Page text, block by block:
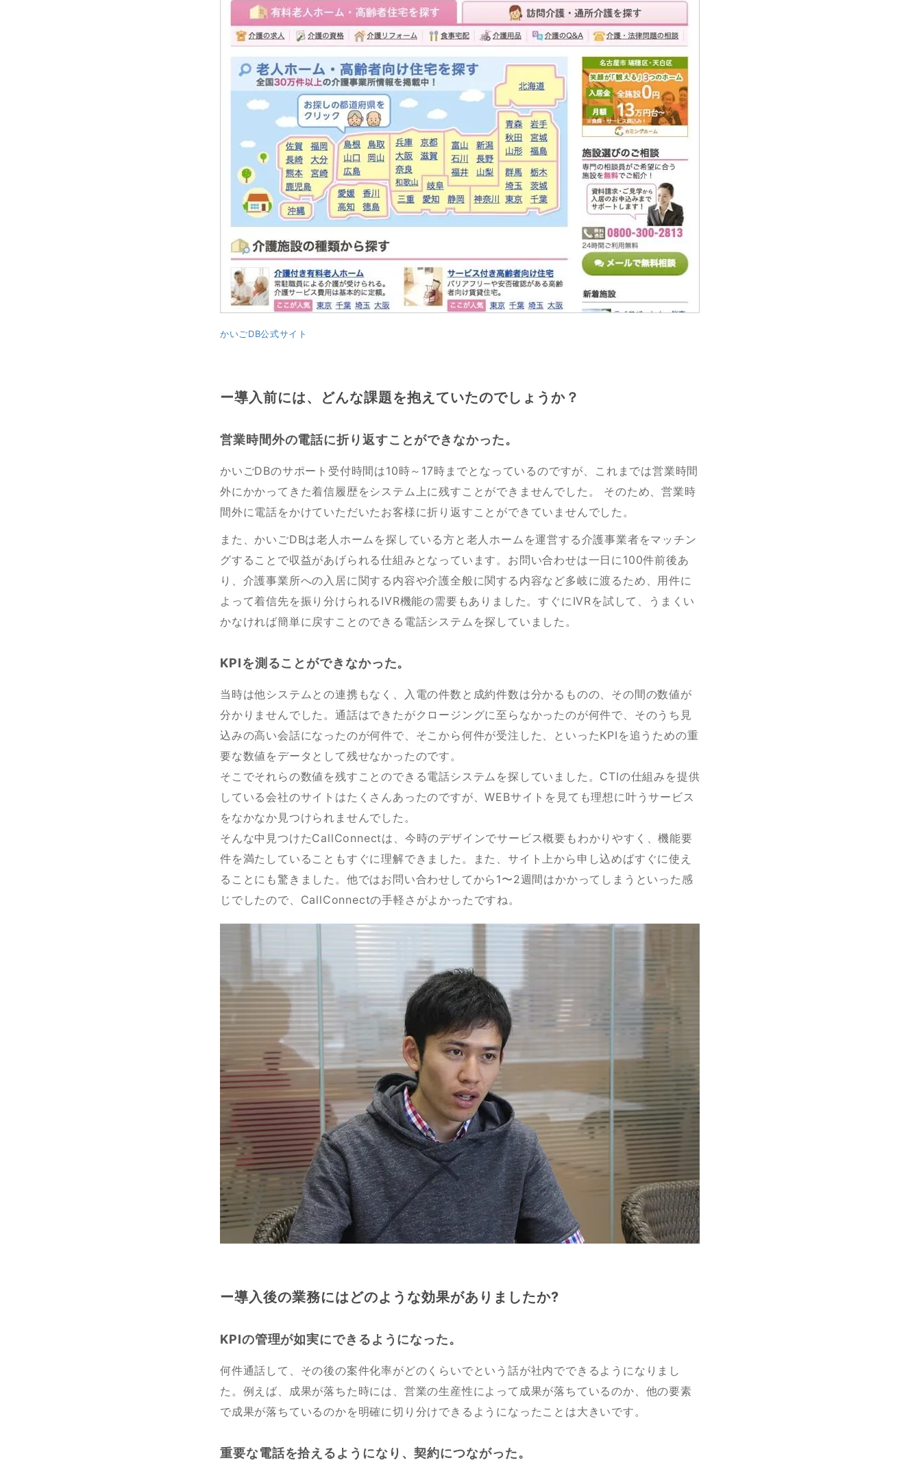
かいごDB公式サイト
ー導入前には、どんな課題を抱えていたのでしょうか？
営業時間外の電話に折り返すことができなかった。
かいごDBのサポート受付時間は10時～17時までとなっているのですが、これまでは営業時間
外にかかってきた着信履歴をシステム上に残すことができませんでした。 そのため、営業時
間外に電話をかけていただいたお客様に折り返すことができていませんでした。
また、かいごDBは老人ホームを探している方と老人ホームを運営する介護事業者をマッチン
グすることで収益があげられる仕組みとなっています。お問い合わせは一日に100件前後あ
り、介護事業所への入居に関する内容や介護全般に関する内容など多岐に渡るため、用件に
よって着信先を振り分けられるIVR機能の需要もありました。すぐにIVRを試して、うまくい
かなければ簡単に戻すことのできる電話システムを探していました。
KPIを測ることができなかった。
当時は他システムとの連携もなく、入電の件数と成約件数は分かるものの、その間の数値が
分かりませんでした。通話はできたがクロージングに至らなかったのが何件で、そのうち見
込みの高い会話になったのが何件で、そこから何件が受注した、といったKPIを追うための重
要な数値をデータとして残せなかったのです。
そこでそれらの数値を残すことのできる電話システムを探していました。CTIの仕組みを提供
している会社のサイトはたくさんあったのですが、WEBサイトを見ても理想に叶うサービス
をなかなか見つけられませんでした。
そんな中見つけたCallConnectは、今時のデザインでサービス概要もわかりやすく、機能要
件を満たしていることもすぐに理解できました。また、サイト上から申し込めばすぐに使え
ることにも驚きました。他ではお問い合わせしてから1〜2週間はかかってしまうといった感
じでしたので、CallConnectの手軽さがよかったですね。
ー導入後の業務にはどのような効果がありましたか?
KPIの管理が如実にできるようになった。
何件通話して、その後の案件化率がどのくらいでという話が社内でできるようになりまし
た。例えば、成果が落ちた時には、営業の生産性によって成果が落ちているのか、他の要素
で成果が落ちているのかを明確に切り分けできるようになったことは大きいです。
重要な電話を拾えるようになり、契約につながった。